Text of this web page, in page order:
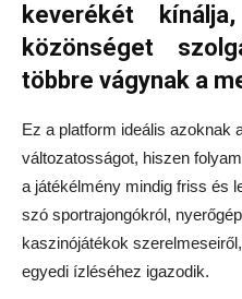
keverékét
közönséget
többre vágynak a
Ez a platform ideális azoknak
változatosságot, hiszen
a játékélmény mindig friss és
szó sportrajongókról,
kaszinójátékok
egyedi ízléséhez igazodik.